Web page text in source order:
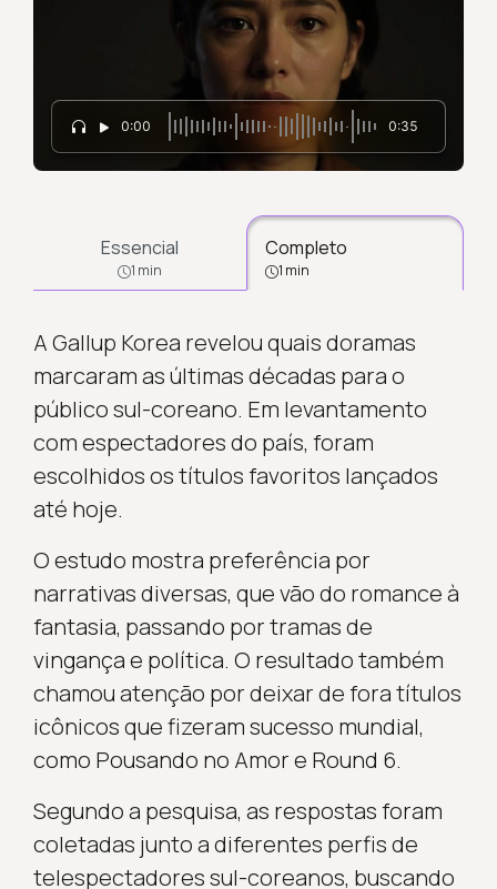
0:00 0:35
Essencial
1 min
Completo
1 min
A Gallup Korea revelou quais doramas
marcaram as últimas décadas para o
público sul-coreano. Em levantamento
com espectadores do país, foram
escolhidos os títulos favoritos lançados
até hoje.
O estudo mostra preferência por
narrativas diversas, que vão do romance à
fantasia, passando por tramas de
vingança e política. O resultado também
chamou atenção por deixar de fora títulos
icônicos que fizeram sucesso mundial,
como Pousando no Amor e Round 6.
Segundo a pesquisa, as respostas foram
coletadas junto a diferentes perfis de
telespectadores sul-coreanos, buscando